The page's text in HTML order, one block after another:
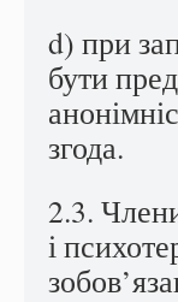
d) при
бути
згода.
2.3.
і